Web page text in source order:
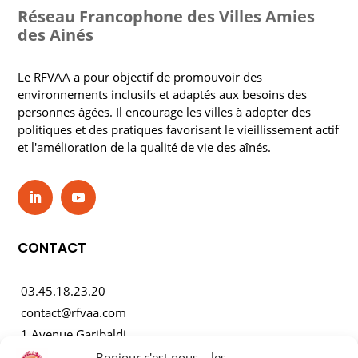
Réseau Francophone des Villes Amies
des Ainés
Le RFVAA a pour objectif de promouvoir des
environnements inclusifs et adaptés aux besoins des
personnes âgées. Il encourage les villes à adopter des
politiques et des pratiques favorisant le vieillissement actif
et l'amélioration de la qualité de vie des aînés.
CONTACT
03.45.18.23.20
contact@rfvaa.com
1 Avenue Garibaldi